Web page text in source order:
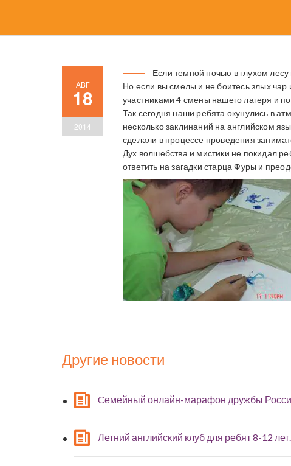
АВГ
18
2014
Если темной ночью в глухом
Но если вы смелы и не боитесь злых чар
участниками 4 смены нашего лагеря и
Так сегодня наши ребята окунулись в
несколько заклинаний на английском
сделали в процессе проведения
Дух волшебства и мистики не покидал
ответить на загадки старца Фуры и
Другие новости
Cемейный онлайн-марафон дружбы
Летний английский клуб для ребят 8-12 лет.